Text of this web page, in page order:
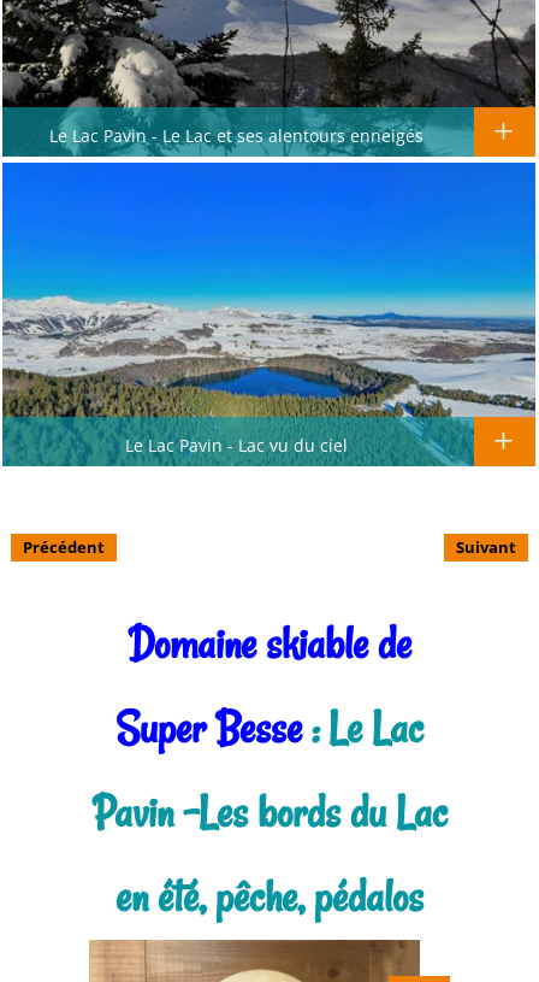
Le Lac Pavin - Le Lac et ses alentours enneigés
Le Lac Pavin - Lac vu du ciel
Précédent Suivant
Domaine skiable de
Super Besse: Le Lac
Pavin -Les bords du Lac
en été, pêche, pédalos